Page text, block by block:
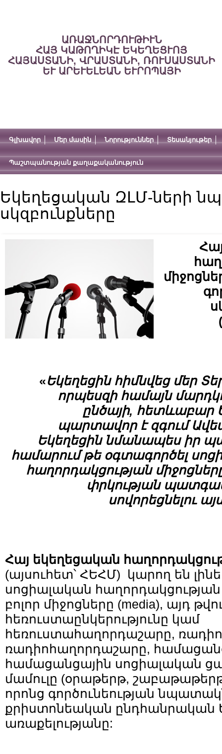
ԱՌԱՋՆՈՐԴՈՒԹԻՒՆ
ՀԱՅ ԿԱԹՈՂԻԿԷ ԵԿԵՂԵՑՒՈՅ
ՀԱՅԱՍՏԱՆԻ, ՎՐԱՍՏԱՆԻ, ՌՈՒՍԱՍՏԱՆԻ
ԵՒ ԱՐԵՒԵԼԵԱՆ ԵՒՐՈՊԱՅԻ
Գլխավոր Մեր մասին Նորություններ Տեսանյութեր
Պաշտպանության քաղաքականություն
Եկեղեցական ԶԼՄ-ների
սկզբունքները
(
«Եկեղեցին հիմնվեցմեր
որպեսզի համայն մարդ
ընծայի, հետևաբար
պարտավոր էզգումԱվ
Եկեղեցին նմանապես իր
համարում թե օգտագործել
հաղորդակցության
փրկության
սովորեցնելու
Հայ եկեղեցական
(այսուհետ՝ ՀԵՀՄ) կարող են
սոցիալական
բոլոր միջոցները (media), այդ
հեռուստաընկերությունը կամ
հեռուստահաղորդաշարը,
ռադիոհաղորդաշարը,
համացանցային սոցիալական
մամուլը (օրաթերթ,
որոնց գործունեության
քրիստոնեական ընդհանրական
առաքելությանը: